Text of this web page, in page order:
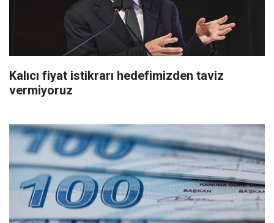
Kalıcı fiyat istikrarı hedefimizden taviz
vermiyoruz